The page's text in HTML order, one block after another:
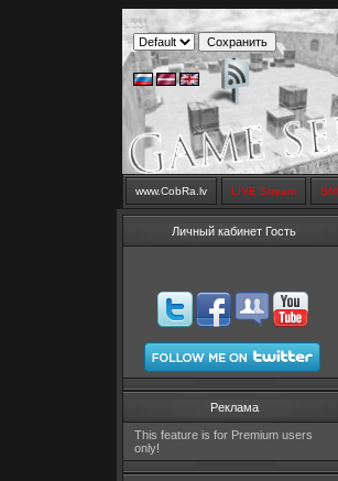
www.CobRa.lv LIVE Stream
Личный кабинет Гость
Реклама
This feature is for Premium users
only!